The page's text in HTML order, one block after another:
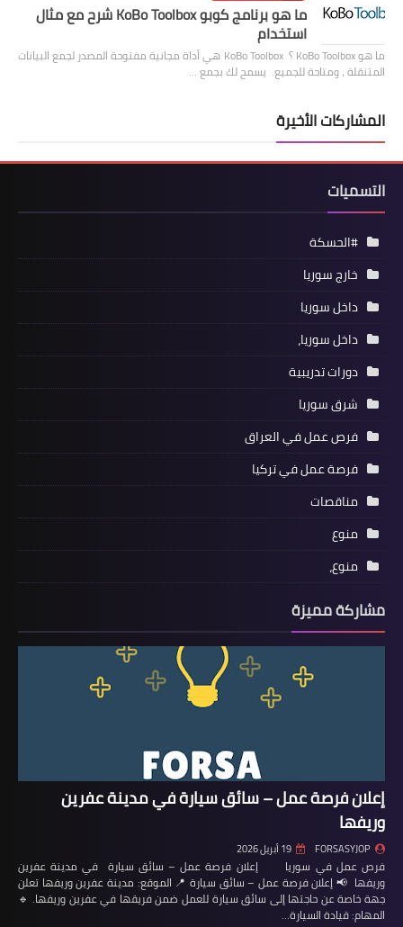
ما هو برنامج كوبو KoBo Toolbox شرح مع مثال
استخدام
ما هو KoBo Toolbox ؟ KoBo Toolbox هي أداة مجانية مفتوحة المصدر لجمع البيانات
المتنقلة ، ومتاحة للجميع. يسمح لك بجمع …
المشاركات الأخيرة
التسميات
#الحسكة
خارج سوريا
داخل سوريا
داخل سوريا،
دورات تدريبية
شرق سوريا
فرص عمل في العراق
فرصة عمل في تركيا
مناقصات
منوع
منوع،
مشاركة مميزة
إعلان فرصة عمل – سائق سيارة في مدينة عفرين
وريفها
FORSASYJOP 19 أبريل 2026
فرص عمل في سوريا إعلان فرصة عمل – سائق سيارة في مدينة عفرين
وريفها 📢 إعلان فرصة عمل – سائق سيارة 📍 الموقع: مدينة عفرين وريفها تعلن
جهة خاصة عن حاجتها إلى سائق سيارة للعمل ضمن فريقها في عفرين وريفها. 🔹
المهام: قيادة السيارة…